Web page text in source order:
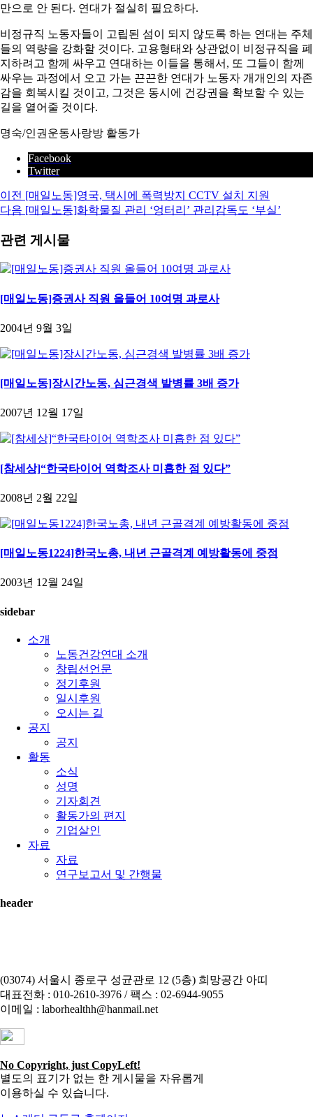
만으로 안 된다. 연대가 절실히 필요하다.
비정규직 노동자들이 고립된 섬이 되지 않도록 하는 연대는 주체
들의 역량을 강화할 것이다. 고용형태와 상관없이 비정규직을 폐
지하려고 함께 싸우고 연대하는 이들을 통해서, 또 그들이 함께
싸우는 과정에서 오고 가는 끈끈한 연대가 노동자 개개인의 자존
감을 회복시킬 것이고, 그것은 동시에 건강권을 확보할 수 있는
길을 열어줄 것이다.
명숙/인권운동사랑방 활동가
Facebook
Twitter
이전 [매일노동]영국, 택시에 폭력방지 CCTV 설치 지원
다음 [매일노동]화학물질 관리 ‘엉터리’ 관리감독도 ‘부실’
관련 게시물
[매일노동]증권사 직원 올들어 10여명 과로사
2004년 9월 3일
[매일노동]장시간노동, 심근경색 발병률 3배 증가
2007년 12월 17일
[참세상]“한국타이어 역학조사 미흡한 점 있다”
2008년 2월 22일
[매일노동1224]한국노총, 내년 근골격계 예방활동에 중점
2003년 12월 24일
sidebar
소개
노동건강연대 소개
창립선언문
정기후원
일시후원
오시는 길
공지
공지
활동
소식
성명
기자회견
활동가의 편지
기업살인
자료
자료
연구보고서 및 간행물
header
(03074) 서울시 종로구 성균관로 12 (5층) 희망공간 아띠
대표전화 : 010-2610-3976 / 팩스 : 02-6944-9055
이메일 : laborhealthh@hanmail.net
No Copyright, just CopyLeft!
별도의 표기가 없는 한 게시물을 자유롭게
이용하실 수 있습니다.